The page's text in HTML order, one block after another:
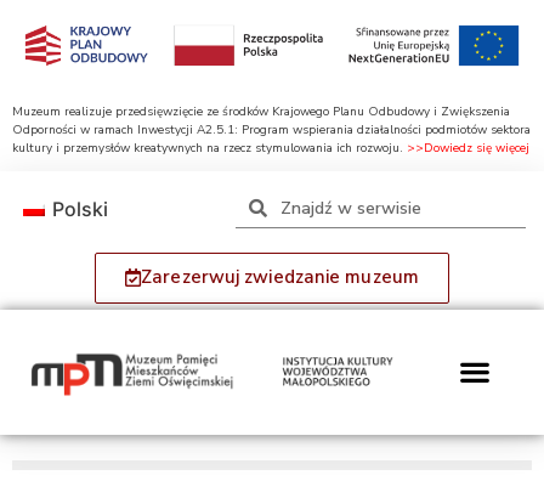
Muzeum realizuje przedsięwzięcie ze środków Krajowego Planu Odbudowy i Zwiększenia
Odporności w ramach Inwestycji A2.5.1: Program wspierania działalności podmiotów sektora
kultury i przemysłów kreatywnych na rzecz stymulowania ich rozwoju. >>Dowiedz się więcej
Zarezerwuj zwiedzanie muzeum
Polski